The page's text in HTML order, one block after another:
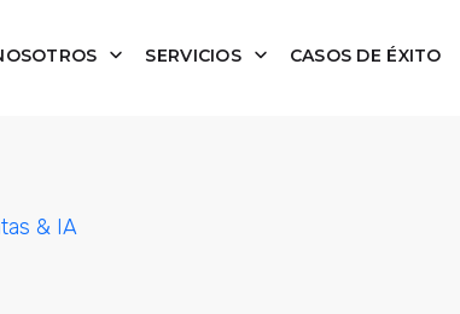
SERVICIOS CASOS DE ÉXITO
& IA